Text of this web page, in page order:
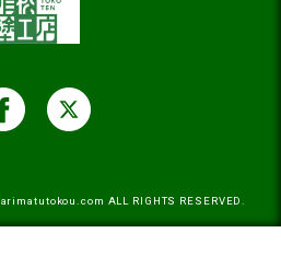
arimatutokou.com ALL RIGHTS RESERVED.